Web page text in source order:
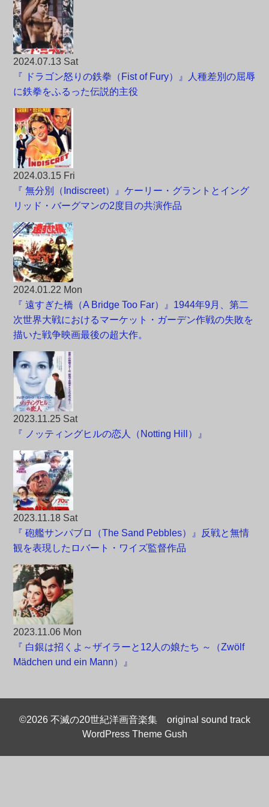
2024.07.13 Sat
『 ドラゴン怒りの鉄拳（Fist of Fury）』人種差別の屈辱
に鉄拳をふるった伝説的主役
2024.03.15 Fri
『 無分別（Indiscreet）』ケーリー・グラントとイング
リッド・バーグマンの2度目の共演作品
2024.01.22 Mon
『 遠すぎた橋（A Bridge Too Far）』1944年9月、第二
次世界大戦におけるマーケット・ガーデン作戦の失敗を
描いた戦争映画最後の超大作。
2023.11.25 Sat
『 ノッティングヒルの恋人（Notting Hill）』
2023.11.18 Sat
『 砲艦サンパブロ（The Sand Pebbles）』反戦と無情
観を表現したロバート・ワイズ監督作品
2023.11.06 Mon
『 白銀は招くよ～ザイラーと12人の娘たち ～（Zwölf
Mädchen und ein Mann）』
©2026 不滅の20世紀洋画音楽集 original sound track
WordPress Theme Gush